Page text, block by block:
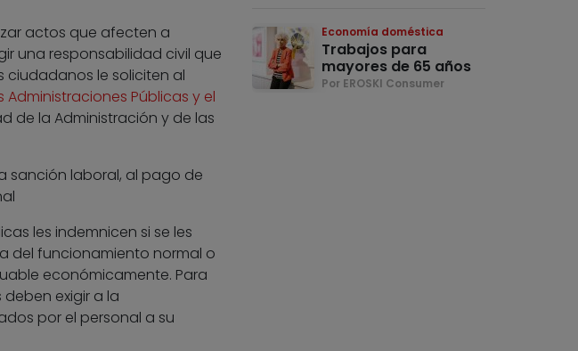
actos que afecten a
una responsabilidad civil que
ciudadanos le soliciten al
Administraciones Públicas y el
de la Administración y de las
sanción laboral, al pago de
les indemnicen si se les
del funcionamiento normal o
económicamente. Para
exigir a la
por el personal a su
Economía doméstica
Trabajos para
mayores de 65 años
Por EROSKI Consumer